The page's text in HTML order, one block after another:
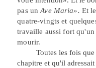
pas unAve Maria». Et
quatre-vingts et
travaille aussi fort qu'un
mourir.
Toutes les fois
chapitre et qu'il adressait